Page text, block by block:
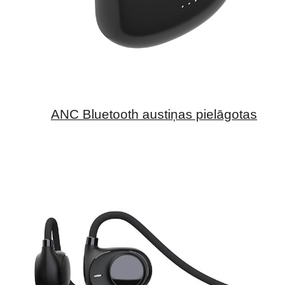
ANC Bluetooth austiņas pielāgotas